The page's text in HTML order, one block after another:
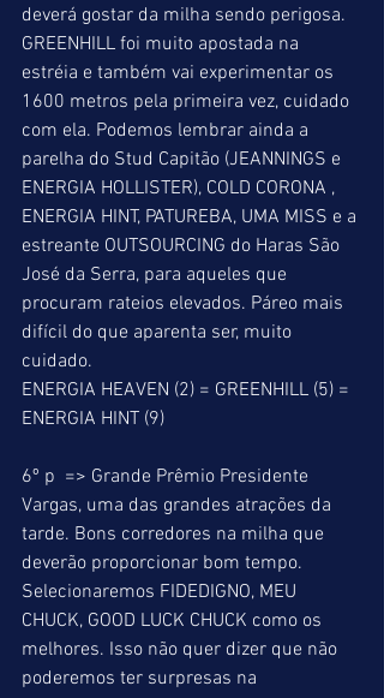
deverá gostar da milha sendo perigosa.
GREENHILL foi muito apostada na
estréia e também vai experimentar os
1600 metros pela primeira vez, cuidado
com ela. Podemos lembrar ainda a
parelha do Stud Capitão (JEANNINGS e
ENERGIA HOLLISTER), COLD CORONA ,
ENERGIA HINT, PATUREBA, UMA MISS e a
estreante OUTSOURCING do Haras São
José da Serra, para aqueles que
procuram rateios elevados. Páreo mais
difícil do que aparenta ser, muito
cuidado.
ENERGIA HEAVEN (2) = GREENHILL (5) =
ENERGIA HINT (9)
6º p  => Grande Prêmio Presidente
Vargas, uma das grandes atrações da
tarde. Bons corredores na milha que
deverão proporcionar bom tempo.
Selecionaremos FIDEDIGNO, MEU
CHUCK, GOOD LUCK CHUCK como os
melhores. Isso não quer dizer que não
poderemos ter surpresas na